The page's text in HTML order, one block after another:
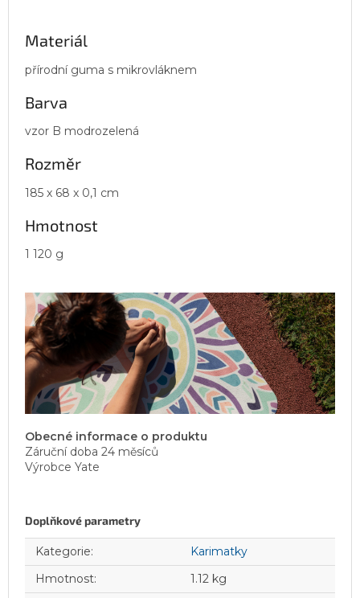
Materiál
přírodní guma s mikrovláknem
Barva
vzor B modrozelená
Rozměr
185 x 68 x 0,1 cm
Hmotnost
1 120 g
Obecné informace o produktu
Záruční doba 24 měsíců
Výrobce Yate
Doplňkové parametry
Kategorie:
Karimatky
Hmotnost:
1.12 kg